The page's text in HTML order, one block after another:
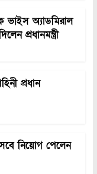
ভাইস অ্যাডমিরাল
প্রধানমন্ত্রী
প্রধান
নিয়োগ পেলেন